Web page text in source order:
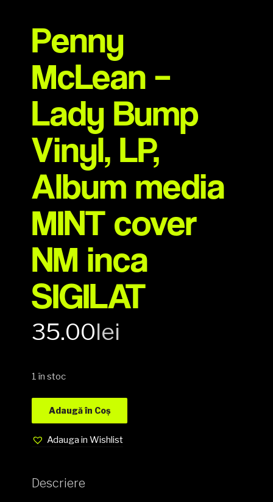
Penny
McLean –
Lady Bump
Vinyl, LP,
Album media
MINT cover
NM inca
SIGILAT
35.00lei
1 în stoc
Adaugă în Coș
Adauga in Wishlist
Descriere